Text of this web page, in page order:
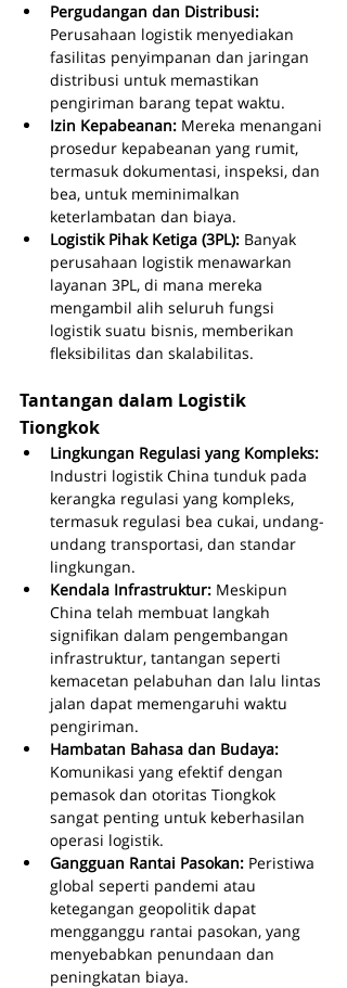
Pergudangan dan Distribusi:
Perusahaan logistik menyediakan
fasilitas penyimpanan dan jaringan
distribusi untuk memastikan
pengiriman barang tepat waktu.
Izin Kepabeanan: Mereka menangani
prosedur kepabeanan yang rumit,
termasuk dokumentasi, inspeksi, dan
bea, untuk meminimalkan
keterlambatan dan biaya.
Logistik Pihak Ketiga (3PL): Banyak
perusahaan logistik menawarkan
layanan 3PL, di mana mereka
mengambil alih seluruh fungsi
logistik suatu bisnis, memberikan
fleksibilitas dan skalabilitas.
Tantangan dalam Logistik
Tiongkok
Lingkungan Regulasi yang Kompleks:
Industri logistik China tunduk pada
kerangka regulasi yang kompleks,
termasuk regulasi bea cukai, undang-
undang transportasi, dan standar
lingkungan.
Kendala Infrastruktur: Meskipun
China telah membuat langkah
signifikan dalam pengembangan
infrastruktur, tantangan seperti
kemacetan pelabuhan dan lalu lintas
jalan dapat memengaruhi waktu
pengiriman.
Hambatan Bahasa dan Budaya:
Komunikasi yang efektif dengan
pemasok dan otoritas Tiongkok
sangat penting untuk keberhasilan
operasi logistik.
Gangguan Rantai Pasokan: Peristiwa
global seperti pandemi atau
ketegangan geopolitik dapat
mengganggu rantai pasokan, yang
menyebabkan penundaan dan
peningkatan biaya.